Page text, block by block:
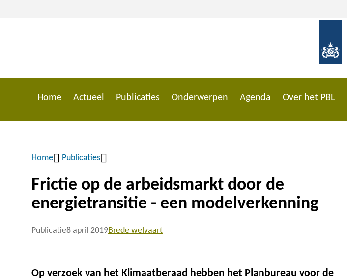
inhoud
Home Actueel Publicaties Onderwerpen Agenda Over het PBL
Kruimelpad
Home Publicaties
Frictie op de arbeidsmarkt door de
energietransitie - een modelverkenning
Publicatie8 april 2019Brede welvaart
Op verzoek van het Klimaatberaad hebben het Planbureau voor de